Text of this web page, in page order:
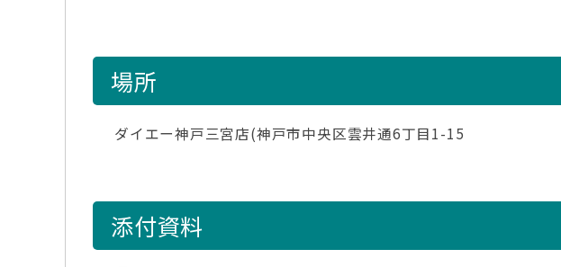
場所
ダイエー神戸三宮店(神戸市中央区雲井通6丁目1-15
添付資料